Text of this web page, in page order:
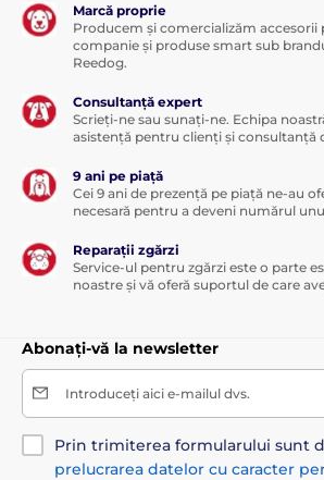
Marcă proprie
Producem și comercializăm accesorii
companie și produse smart sub
Reedog.
Consultanță expert
Scrieți-ne sau sunați-ne. Echipa
asistență pentru clienți și consultanță
9 ani pe piață
Cei 9 ani de prezență pe piață ne-au
necesară pentru a deveni numărul
Reparații zgărzi
Service-ul pentru zgărzi este o parte
noastre și vă oferă suportul de care
Abonați-vă la newsletter
Introduceți aici e-mailul dvs.
Prin trimiterea formularului sunt
prelucrarea datelor cu caracter